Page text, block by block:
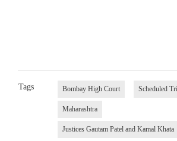
Tags Bombay High Court Scheduled
Maharashtra
Justices Gautam Patel and Kamal Khata